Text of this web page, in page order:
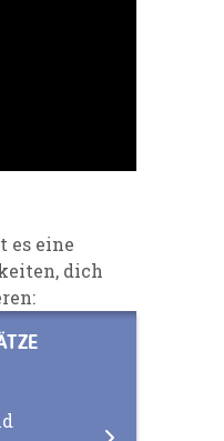
es eine
dich